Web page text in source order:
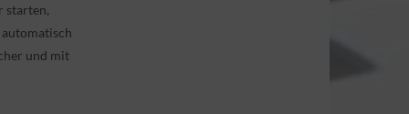
starten,
und mit